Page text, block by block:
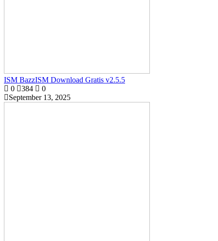
ISM BazzISM Download Gratis v2.5.5
0
384
0
September 13, 2025